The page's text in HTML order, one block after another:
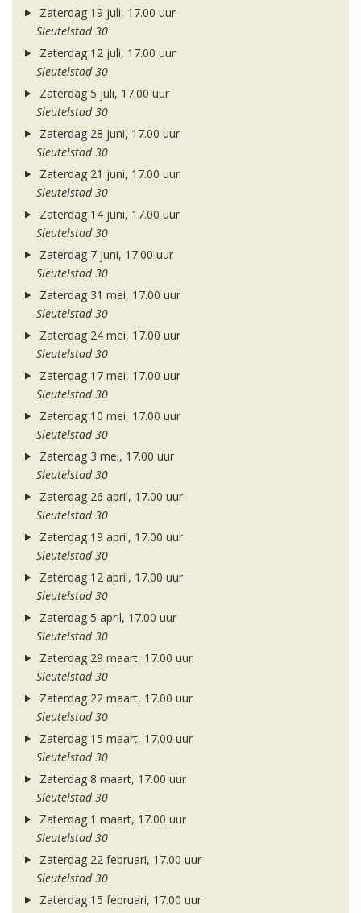
Zaterdag 19 juli, 17.00 uur
Sleutelstad 30
Zaterdag 12 juli, 17.00 uur
Sleutelstad 30
Zaterdag 5 juli, 17.00 uur
Sleutelstad 30
Zaterdag 28 juni, 17.00 uur
Sleutelstad 30
Zaterdag 21 juni, 17.00 uur
Sleutelstad 30
Zaterdag 14 juni, 17.00 uur
Sleutelstad 30
Zaterdag 7 juni, 17.00 uur
Sleutelstad 30
Zaterdag 31 mei, 17.00 uur
Sleutelstad 30
Zaterdag 24 mei, 17.00 uur
Sleutelstad 30
Zaterdag 17 mei, 17.00 uur
Sleutelstad 30
Zaterdag 10 mei, 17.00 uur
Sleutelstad 30
Zaterdag 3 mei, 17.00 uur
Sleutelstad 30
Zaterdag 26 april, 17.00 uur
Sleutelstad 30
Zaterdag 19 april, 17.00 uur
Sleutelstad 30
Zaterdag 12 april, 17.00 uur
Sleutelstad 30
Zaterdag 5 april, 17.00 uur
Sleutelstad 30
Zaterdag 29 maart, 17.00 uur
Sleutelstad 30
Zaterdag 22 maart, 17.00 uur
Sleutelstad 30
Zaterdag 15 maart, 17.00 uur
Sleutelstad 30
Zaterdag 8 maart, 17.00 uur
Sleutelstad 30
Zaterdag 1 maart, 17.00 uur
Sleutelstad 30
Zaterdag 22 februari, 17.00 uur
Sleutelstad 30
Zaterdag 15 februari, 17.00 uur